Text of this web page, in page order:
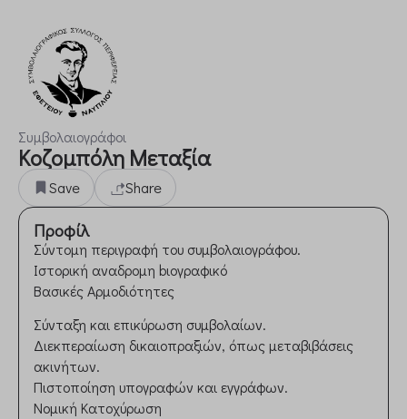
Συμβολαιογράφοι
Κοζομπόλη Μεταξία
Save Share
Προφίλ
Σύντομη περιγραφή του συμβολαιογράφου.
Ιστορική αναδρομη bιογραφικό
Βασικές Αρμοδιότητες
Σύνταξη και επικύρωση συμβολαίων.
Διεκπεραίωση δικαιοπραξιών, όπως μεταβιβάσεις
ακινήτων.
Πιστοποίηση υπογραφών και εγγράφων.
Νομική Κατοχύρωση